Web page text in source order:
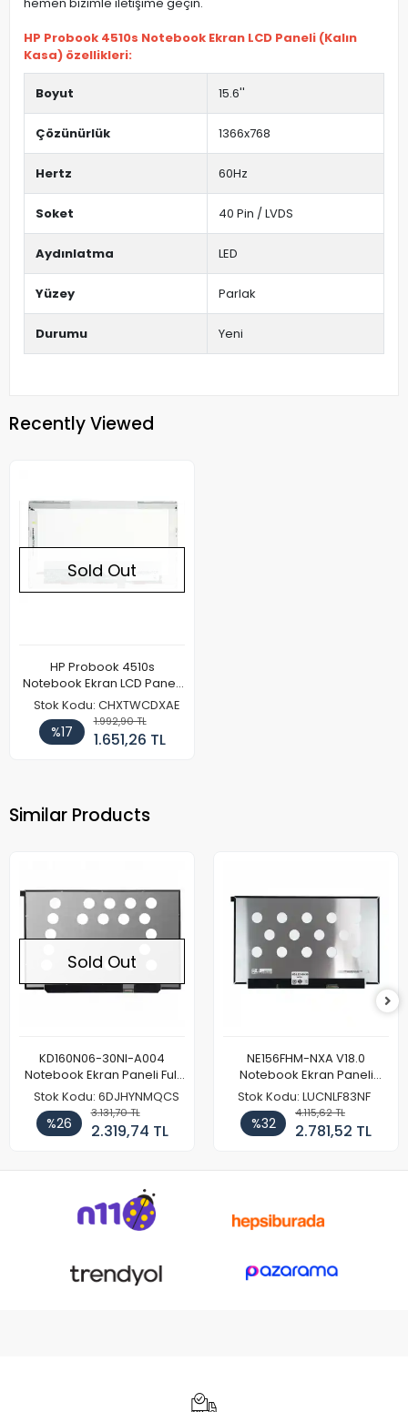
HP Probook 4510s Notebook Ekran LCD Paneli (Kalın
Kasa) özellikleri:
Boyut 15.6''
Çözünürlük 1366x768
Hertz 60Hz
Soket 40 Pin / LVDS
Aydınlatma LED
Yüzey Parlak
Durumu Yeni
Recently Viewed
Sold Out
HP Probook 4510s
Notebook Ekran LCD Paneli
(Kalın Kasa)
Stok Kodu: CHXTWCDXAE
%17
1.992,90 TL
1.651,26 TL
Similar Products
Sold Out
KD160N06-30NI-A004
Notebook Ekran Paneli Full
HD
Stok Kodu: 6DJHYNMQCS
%26
3.131,70 TL
2.319,74 TL
NE156FHM-NXA V18.0
Notebook Ekran Paneli
144Hz
Stok Kodu: LUCNLF83NF
%32
4.115,62 TL
2.781,52 TL